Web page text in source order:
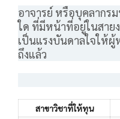
อาจารย์ หรือบุคลากร
ใด ที่มีหน้าที่อยู่ในสาย
เป็นแรงบันดาลใจให้
ถึงแล้ว
สาขาวิชาที่ให้ทุน